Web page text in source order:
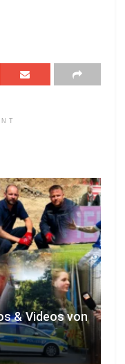
& Videos von